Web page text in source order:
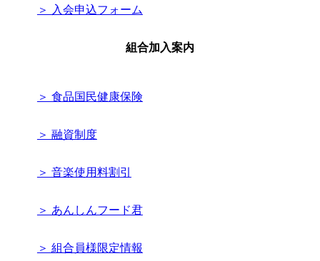
＞ 入会申込フォーム
組合加入案内
＞ 食品国民健康保険
＞ 融資制度
＞ 音楽使用料割引
＞ あんしんフード君
＞ 組合員様限定情報